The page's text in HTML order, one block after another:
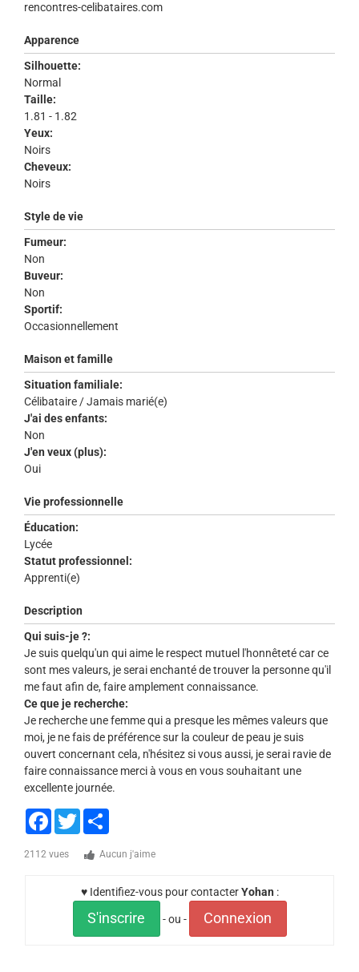
Apparence
Silhouette:
Normal
Taille:
1.81 - 1.82
Yeux:
Noirs
Cheveux:
Noirs
Style de vie
Fumeur:
Non
Buveur:
Non
Sportif:
Occasionnellement
Maison et famille
Situation familiale:
Célibataire / Jamais marié(e)
J'ai des enfants:
Non
J'en veux (plus):
Oui
Vie professionnelle
Éducation:
Lycée
Statut professionnel:
Apprenti(e)
Description
Qui suis-je ?:
Je suis quelqu'un qui aime le respect mutuel l'honnêteté car ce
sont mes valeurs, je serai enchanté de trouver la personne qu'il
me faut afin de, faire amplement connaissance.
Ce que je recherche:
Je recherche une femme qui a presque les mêmes valeurs que
moi, je ne fais de préférence sur la couleur de peau je suis
ouvert concernant cela, n'hésitez si vous aussi, je serai ravie de
faire connaissance merci à vous en vous souhaitant une
excellente journée.
Facebook
Twitter
2112 vues Aucun j'aime
♥ Identifiez-vous pour contacterYohan :
S'inscrire - ou - Connexion